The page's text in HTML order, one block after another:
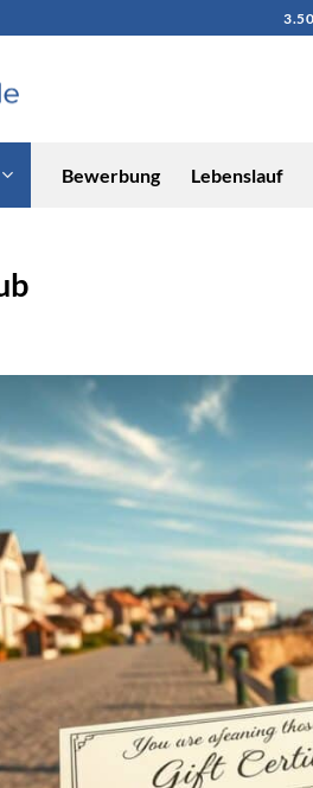
Bewerbung Lebenslauf